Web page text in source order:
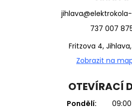
737 007
Fritzova 4,
Zobrazit na
OTEVÍRACÍ
Pondělí: